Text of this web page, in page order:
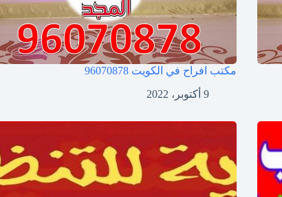
مكتب افراح في الكويت96070878
9 أكتوبر، 2022